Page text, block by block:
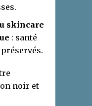
skincare
: santé
noir et